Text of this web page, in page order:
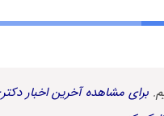
برای مشاهده آخرین اخبار